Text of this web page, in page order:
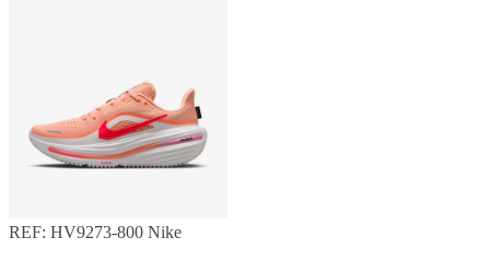
REF: HV9273-800 Nike